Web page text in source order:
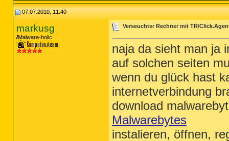
07.07.2010, 11:40
markusg
Malware-holic
Verseuchter Rechner mit TR/
naja da sieht man ja
auf solchen seiten
wenn du glück hast
internetverbindung
download
Malwarebytes
instalieren, öffnen,